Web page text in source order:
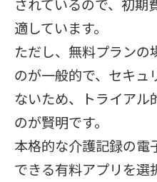
されているので、初期
適しています。
ただし、無料プランの
のが一般的で、セキュ
ないため、トライアル
のが賢明です。
本格的な介護記録の電
できる有料アプリを選